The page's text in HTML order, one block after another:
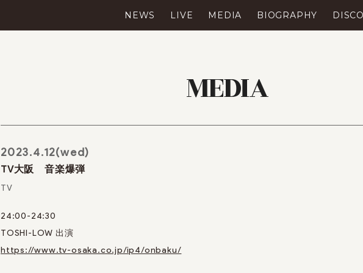
NEWS LIVE MEDIA BIOGRAPHY
MEDIA
2023.4.12(wed)
TV大阪 音楽爆弾
TV
24:00-24:30
TOSHI-LOW 出演
https://www.tv-osaka.co.jp/ip4/onbaku/